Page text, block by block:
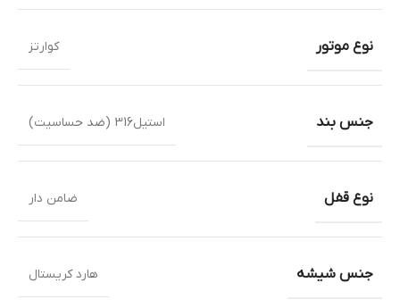
نوع موتور کوارتز
جنس بند استیل316 (ضد حساسیت)
نوع قفل ضامن دار
جنس شیشه هارد کریستال